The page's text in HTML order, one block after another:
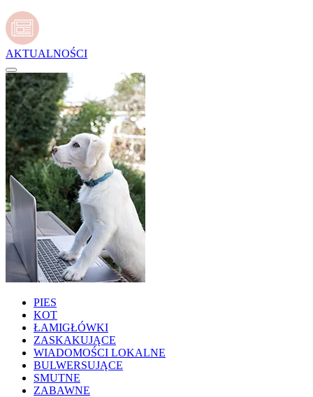
AKTUALNOŚCI
PIES
KOT
ŁAMIGŁÓWKI
ZASKAKUJĄCE
WIADOMOŚCI LOKALNE
BULWERSUJĄCE
SMUTNE
ZABAWNE